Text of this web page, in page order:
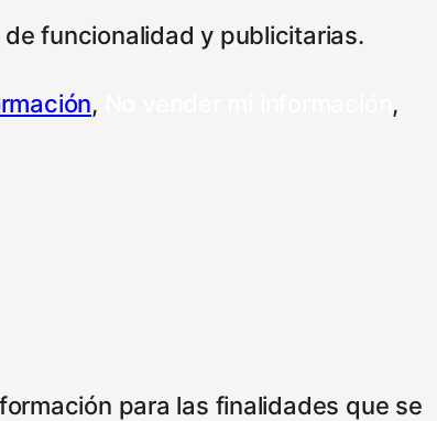
funcionalidad y publicitarias.
,
,
para las finalidades que se